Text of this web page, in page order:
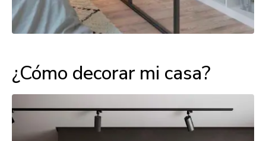
¿Cómo decorar mi casa?